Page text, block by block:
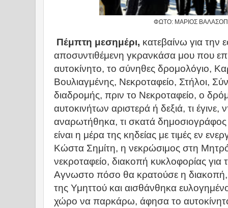
ΦΩΤΟ: ΜΑΡΙΟΣ
Πέμπτη μεσημέρι, κατεβαίνω για την
αποσυντιθέμενη γκρανκάσα μου που
αυτοκίνητο, το σύνηθες δρομολόγιο,
Βουλιαγμένης, Νεκροταφείο, Στήλοι,
διαδρομής, πριν το Νεκροταφείο, ο
αυτοκινήτων αριστερά ή δεξιά, τι έγινε,
αναρωτήθηκα, τι σκατά δημοσιογράφος
είναι η μέρα της κηδείας με τιμές εν
Κώστα Σημίτη, η νεκρώσιμος στη
νεκροταφείο, διακοπή κυκλοφορίας
Αγνωστο πόσο θα κρατούσε η
της Υμηττού και αισθάνθηκα
χώρο να παρκάρω, άφησα το